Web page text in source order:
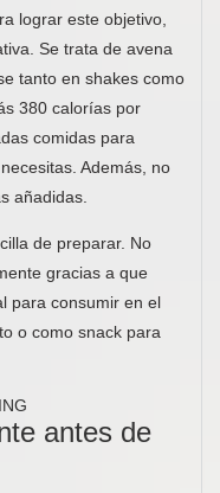
lograr este objetivo,
Se trata de avena
tanto en shakes como
380 calorías por
comidas para
Además, no
añadidas.
de preparar. No
gracias a que
para consumir en el
o como snack para
antes de